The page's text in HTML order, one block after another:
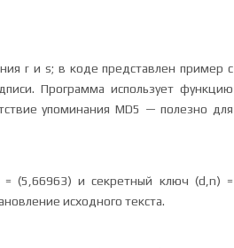
r и s; в коде представлен пример с
Программа использует функцию
упоминания MD5 — полезно для
= (5,66963) и секретный ключ (d,n) =
исходного текста.